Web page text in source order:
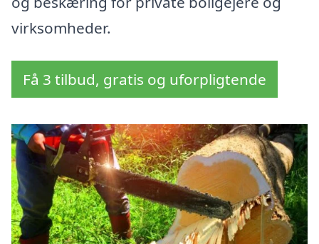
virksomheder.
Få 3 tilbud, gratis og uforpligtende